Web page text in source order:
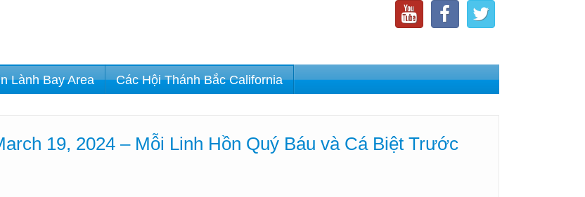
Lành Bay Area Các Hội Thánh Bắc California
19, 2024 – Mỗi Linh Hồn Quý Báu và Cá Biệt Trước